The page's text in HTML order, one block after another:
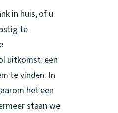
in huis, of u
te
uitkomst: een
te vinden. In
het een
staan we